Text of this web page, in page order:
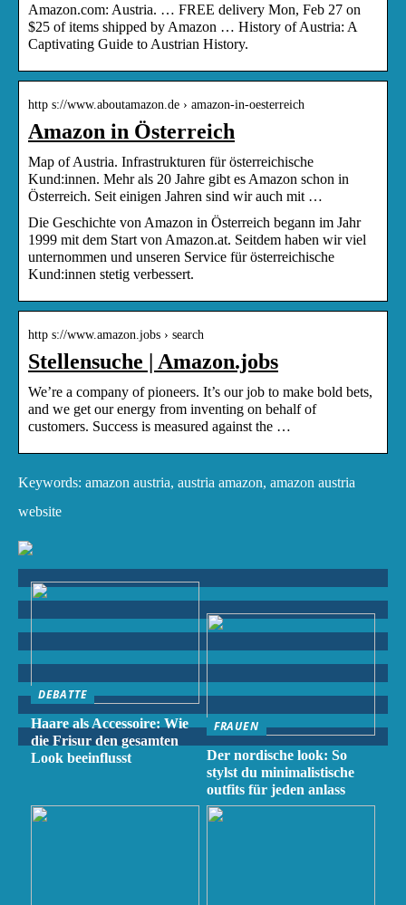
Amazon.com: Austria. … FREE delivery Mon, Feb 27 on
$25 of items shipped by Amazon … History of Austria: A
Captivating Guide to Austrian History.
http s://www.aboutamazon.de › amazon-in-oesterreich
Amazon in Österreich
Map of Austria. Infrastrukturen für österreichische
Kund:innen. Mehr als 20 Jahre gibt es Amazon schon in
Österreich. Seit einigen Jahren sind wir auch mit …
Die Geschichte von Amazon in Österreich begann im Jahr
1999 mit dem Start von Amazon.at. Seitdem haben wir viel
unternommen und unseren Service für österreichische
Kund:innen stetig verbessert.
http s://www.amazon.jobs › search
Stellensuche | Amazon.jobs
We’re a company of pioneers. It’s our job to make bold bets,
and we get our energy from inventing on behalf of
customers. Success is measured against the …
Keywords: amazon austria, austria amazon, amazon austria
website
DEBATTE
Haare als Accessoire: Wie
die Frisur den gesamten
Look beeinflusst
FRAUEN
Der nordische look: So
stylst du minimalistische
outfits für jeden anlass